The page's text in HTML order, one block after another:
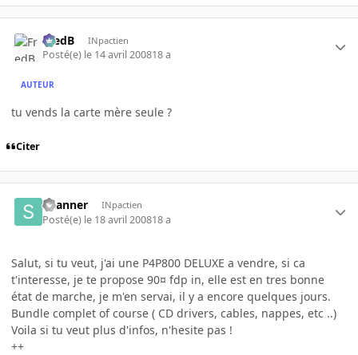
FredB INpactien
Posté(e) le 14 avril 200818 a
AUTEUR
tu vends la carte mère seule ?
Citer
Skanner INpactien
Posté(e) le 18 avril 200818 a
Salut, si tu veut, j'ai une P4P800 DELUXE a vendre, si ca
t'interesse, je te propose 90¤ fdp in, elle est en tres bonne
état de marche, je m'en servai, il y a encore quelques jours.
Bundle complet of course ( CD drivers, cables, nappes, etc ..)
Voila si tu veut plus d'infos, n'hesite pas !
++